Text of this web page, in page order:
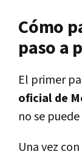
Cómo
paso a
El primer
oficial de
no se
Una vez